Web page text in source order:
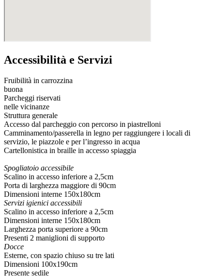
Accessibilità e Servizi
Fruibilità in carrozzina
buona
Parcheggi riservati
nelle vicinanze
Struttura generale
Accesso dal parcheggio con percorso in piastrelloni
Camminamento/passerella in legno per raggiungere i locali di
servizio, le piazzole e per l’ingresso in acqua
Cartellonistica in braille in accesso spiaggia
Spogliatoio accessibile
Scalino in accesso inferiore a 2,5cm
Porta di larghezza maggiore di 90cm
Dimensioni interne 150x180cm
Servizi igienici accessibili
Scalino in accesso inferiore a 2,5cm
Dimensioni interne 150x180cm
Larghezza porta superiore a 90cm
Presenti 2 maniglioni di supporto
Docce
Esterne, con spazio chiuso su tre lati
Dimensioni 100x190cm
Presente sedile